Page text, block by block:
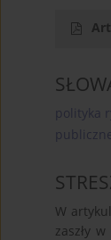
polityka
W
zaszły